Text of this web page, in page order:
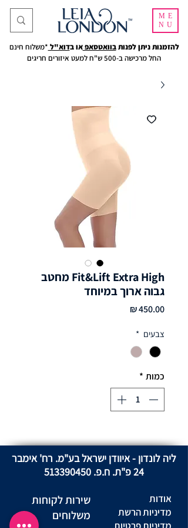
ME
NU
להזמנות ניתן לפנות בוואטסאפאו בדוא"ל *משלוח חינם
החל מרכישה ב-500 ש"ח למעט איזורים חריגים
Fit&Lift Extra High מחטב
גבוה ארוך במיוחד
צבעים *
כמות *
ליה לונדון - איוודן ישראל בע"מ. רח' אימבר
24 פ"ת. ח.פ.
513390450
שירות לקוחות
משלוחים
אודות
מדיניות הרשת